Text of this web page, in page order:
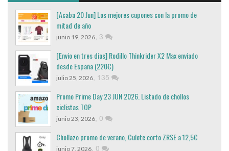
[Acaba 20 Jun] Los mejores cupones con la promo de
mitad de año
junio 19, 2026, 3
[Envio en tres dias] Rodillo Thinkrider X2 Max enviado
desde España (220€)
julio 25, 2026, 135
Promo Prime Day 23 JUN 2026. Listado de chollos
ciclistas TOP
junio 23, 2026, 0
Chollazo promo de verano, Culote corto ZRSE a 12,5€
junio 7, 2026, 0